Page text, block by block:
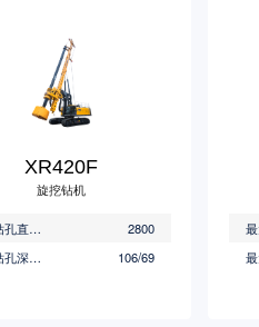
XR420F
旋挖钻机
最大钻孔直径(mm)
2800
最大钻孔深度(m)
106/69